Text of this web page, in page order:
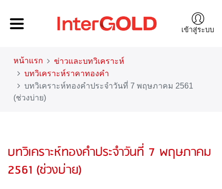
เข้าสู่ระบบ
หน้าแรก
ข่าวและบทวิเคราะห์
บทวิเคราะห์ราคาทองคำ
บทวิเคราะห์ทองคำประจำวันที่ 7 พฤษภาคม 2561
(ช่วงบ่าย)
บทวิเคราะห์ทองคำประจำวันที่ 7 พฤษภาคม
2561 (ช่วงบ่าย)